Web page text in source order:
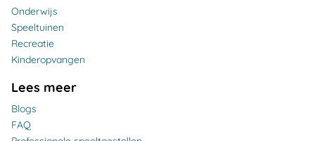
Onderwijs
Speeltuinen
Recreatie
Kinderopvangen
Lees meer
Blogs
FAQ